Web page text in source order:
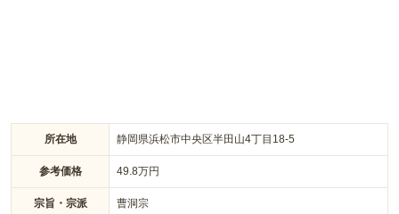
所在地 静岡県浜松市中央区半田山4丁目18-5
参考価格 49.8万円
宗旨・宗派 曹洞宗